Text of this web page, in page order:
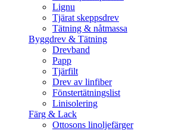
Lignu
Tjärat skeppsdrev
Tätning & nåtmassa
Byggdrev & Tätning
Drevband
Papp
Tjärfilt
Drev av linfiber
Fönstertätningslist
Linisolering
Färg & Lack
Ottosons linoljefärger